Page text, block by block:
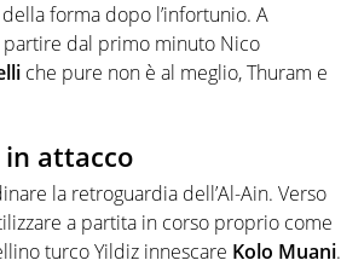
forma dopo l’infortunio. A
partire dal primo minuto Nico
che pure non è al meglio, Thuram e
in attacco
la retroguardia dell’Al-Ain. Verso
a partita in corso proprio come
turco Yildiz innescare Kolo Muani.